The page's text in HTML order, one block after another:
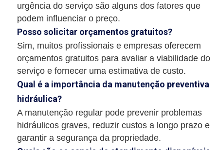
urgência do serviço são alguns dos fatores que
podem influenciar o preço.
Posso solicitar orçamentos gratuitos?
Sim, muitos profissionais e empresas oferecem
orçamentos gratuitos para avaliar a viabilidade do
serviço e fornecer uma estimativa de custo.
Qual é a importância da manutenção preventiva
hidráulica?
A manutenção regular pode prevenir problemas
hidráulicos graves, reduzir custos a longo prazo e
garantir a segurança da propriedade.